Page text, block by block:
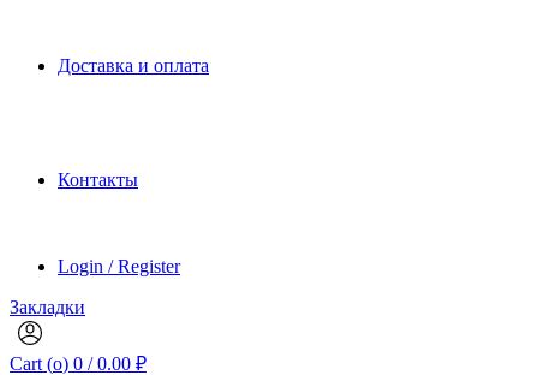
Доставка и оплата
Контакты
Login / Register
Закладки
Cart (o) 0 / 0.00 ₽